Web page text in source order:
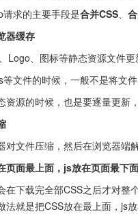
求的主要手段是合并CSS、
器缓存
Logo、图标等静态资源文件
等文件的时候，一般不是将文
资源的时候，也是要逐量更新
对文件压缩，然后在浏览器端
页面最上面，js放在页面最下面
在下载完全部CSS之后才对整
法就是把CSS放在最上面，js